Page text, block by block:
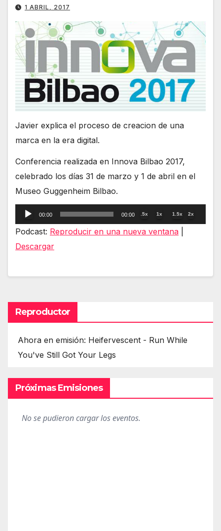
1 ABRIL, 2017
Javier explica el proceso de creacion de una
marca en la era digital.
Conferencia realizada en Innova Bilbao 2017,
celebrado los días 31 de marzo y 1 de abril en el
Museo Guggenheim Bilbao.
Reproductor
de
audio
00:00 00:00 .5x 1x 1.5x 2x
Podcast: Reproducir en una nueva ventana
Descargar
Reproductor
Ahora en emisión: Heifervescent - Run While
You've Still Got Your Legs
Próximas Emisiones